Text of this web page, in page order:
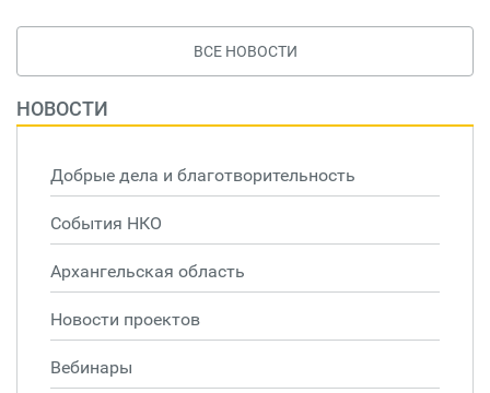
ВСЕ НОВОСТИ
НОВОСТИ
Добрые дела и благотворительность
События НКО
Архангельская область
Новости проектов
Вебинары